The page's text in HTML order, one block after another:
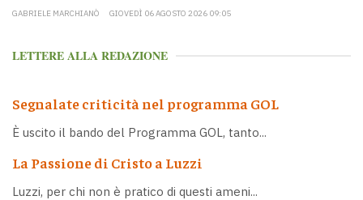
GABRIELE MARCHIANÒ GIOVEDÌ 06 AGOSTO 2026 09:05
LETTERE ALLA REDAZIONE
Segnalate criticità nel programma GOL
È uscito il bando del Programma GOL, tanto...
La Passione di Cristo a Luzzi
Luzzi, per chi non è pratico di questi ameni...